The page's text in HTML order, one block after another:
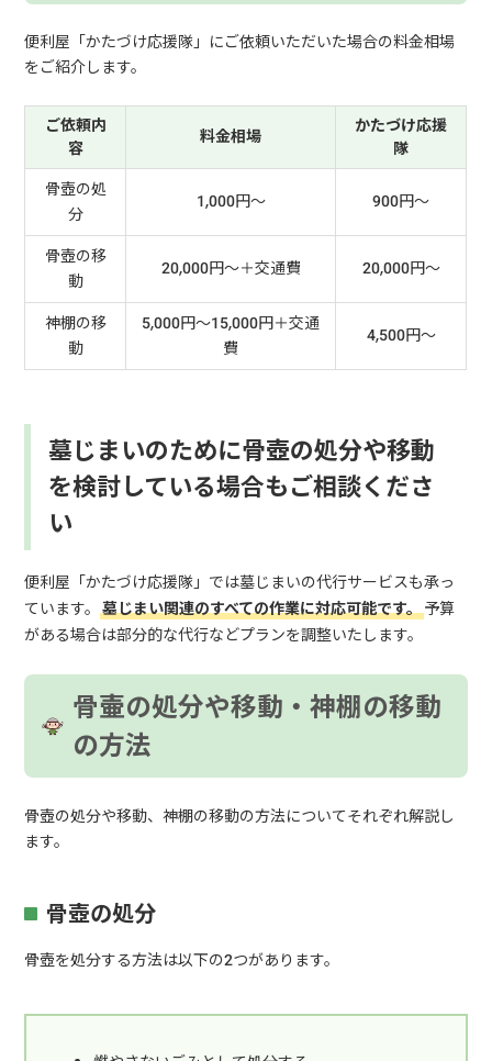
便利屋「かたづけ応援隊」にご依頼いただいた場合の料金相場
をご紹介します。
ご依頼内
容
料金相場
かたづけ応援
隊
骨壺の処
分
1,000円～ 900円～
骨壺の移
動
20,000円～＋交通費 20,000円～
神棚の移
動
5,000円～15,000円＋交通
費
4,500円～
墓じまいのために骨壺の処分や移動
を検討している場合もご相談くださ
い
便利屋「かたづけ応援隊」では墓じまいの代行サービスも承っ
ています。墓じまい関連のすべての作業に対応可能です。予算
がある場合は部分的な代行などプランを調整いたします。
骨壷の処分や移動・神棚の移動
の方法
骨壺の処分や移動、神棚の移動の方法についてそれぞれ解説し
ます。
骨壺の処分
骨壺を処分する方法は以下の2つがあります。